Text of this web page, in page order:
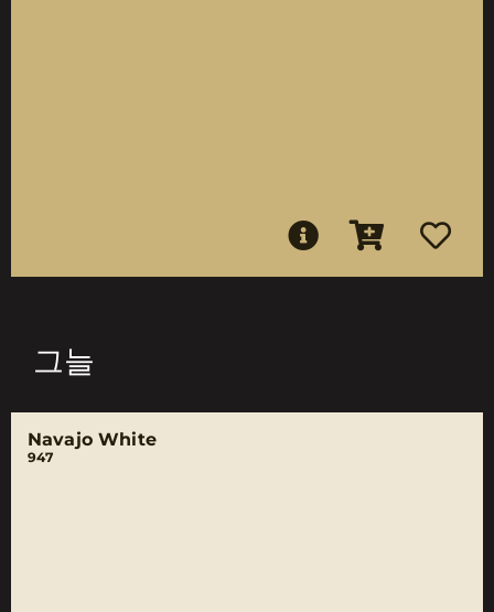
그늘
Navajo White
947